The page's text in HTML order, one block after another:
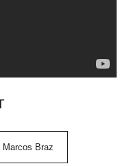
Marcos Braz